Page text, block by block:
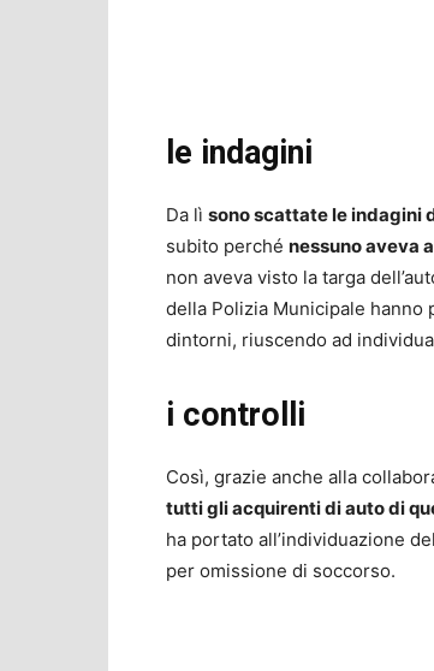
le indagini
Da lì sono scattate le indagini
subito perché nessuno aveva
non aveva visto la targa
della Polizia Municipale
dintorni, riuscendo ad
i controlli
Così, grazie anche alla
tutti gli acquirenti di auto di
ha portato all’individuazione
per omissione di soccorso.